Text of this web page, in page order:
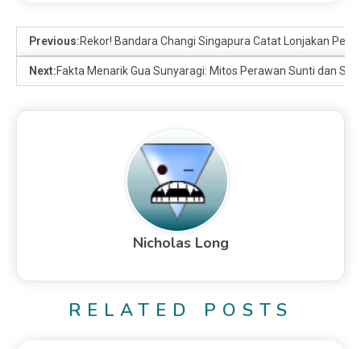
Previous:Rekor! Bandara Changi Singapura Catat Lonjakan
Next:Fakta Menarik Gua Sunyaragi: Mitos Perawan Sunti dan
Nicholas Long
RELATED POSTS